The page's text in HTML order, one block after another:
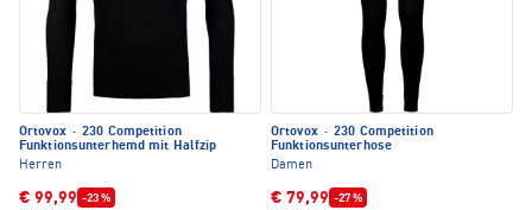
Ortovox · 230 Competition
Funktionsunterhemd mit Halfzip
Herren
€ 99,99 -23 %
Ortovox · 230 Competition
Funktionsunterhose
Damen
€ 79,99 -27 %